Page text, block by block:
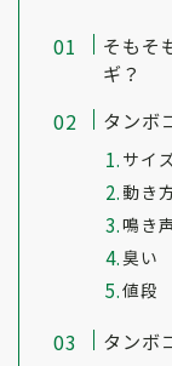
そもそ
ギ？
タンボ
サイ
動き
鳴き
臭い
値段
タンボ